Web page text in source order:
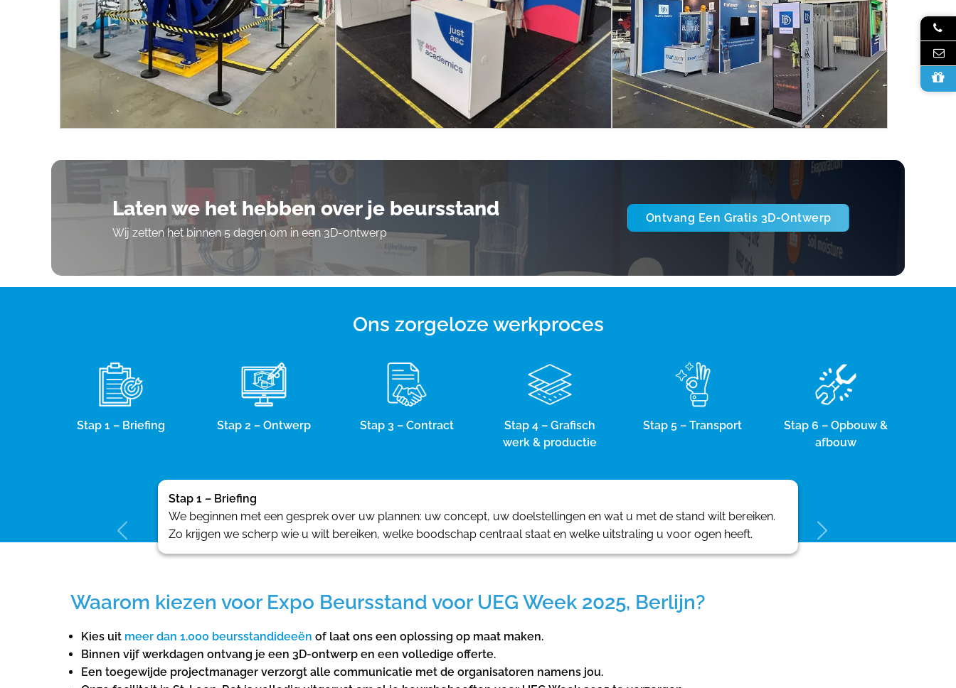
Laten we het hebben over je beursstand
Wij zetten het binnen 5 dagen om in een 3D-ontwerp
Ontvang Een Gratis 3D-Ontwerp
Ons zorgeloze werkproces
Stap 1 – Briefing Stap 2 – Ontwerp Stap 3 – Contract
Stap 4 – Grafisch
werk & productie
Stap 5 – Transport
Stap 6 – Opbouw &
afbouw
Stap 1 – Briefing
We beginnen met een gesprek over uw plannen: uw concept, uw doelstellingen en wat u met de stand wilt bereiken.
Zo krijgen we scherp wie u wilt bereiken, welke boodschap centraal staat en welke uitstraling u voor ogen heeft.
Waarom kiezen voor Expo Beursstand voor UEG Week 2025, Berlijn?
Kies uit meer dan 1.000 beursstandideeën of laat ons een oplossing op maat maken.
Binnen vijf werkdagen ontvang je een 3D-ontwerp en een volledige offerte.
Een toegewijde projectmanager verzorgt alle communicatie met de organisatoren namens jou.